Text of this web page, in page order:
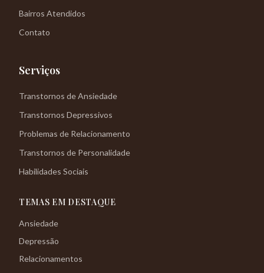
Bairros Atendidos
Contato
Serviços
Transtornos de Ansiedade
Transtornos Depressivos
Problemas de Relacionamento
Transtornos de Personalidade
Habilidades Sociais
TEMAS EM DESTAQUE
Ansiedade
Depressão
Relacionamentos